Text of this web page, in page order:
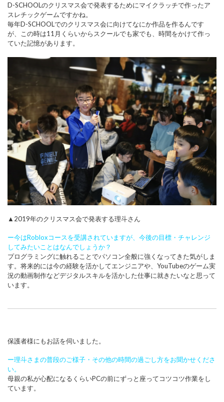
D-SCHOOLのクリスマス会で発表するためにマイクラッチで作ったア
スレチックゲームですかね。
毎年D-SCHOOLでのクリスマス会に向けてなにか作品を作るんです
が、この時は11月くらいからスクールでも家でも、時間をかけて作っ
ていた記憶があります。
▲2019年のクリスマス会で発表する理斗さん
ー今はRobloxコースを受講されていますが、今後の目標・チャレンジ
してみたいことはなんでしょうか？
プログラミングに触れることでパソコン全般に強くなってきた気がしま
す。将来的には今の経験を活かしてエンジニアや、YouTubeのゲーム実
況の動画制作などデジタルスキルを活かした仕事に就きたいなと思って
います。
保護者様にもお話を伺いました。
ー理斗さまの普段のご様子・その他の時間の過ごし方をお聞かせくださ
い。
母親の私が心配になるくらいPCの前にずっと座ってコツコツ作業をし
ています。